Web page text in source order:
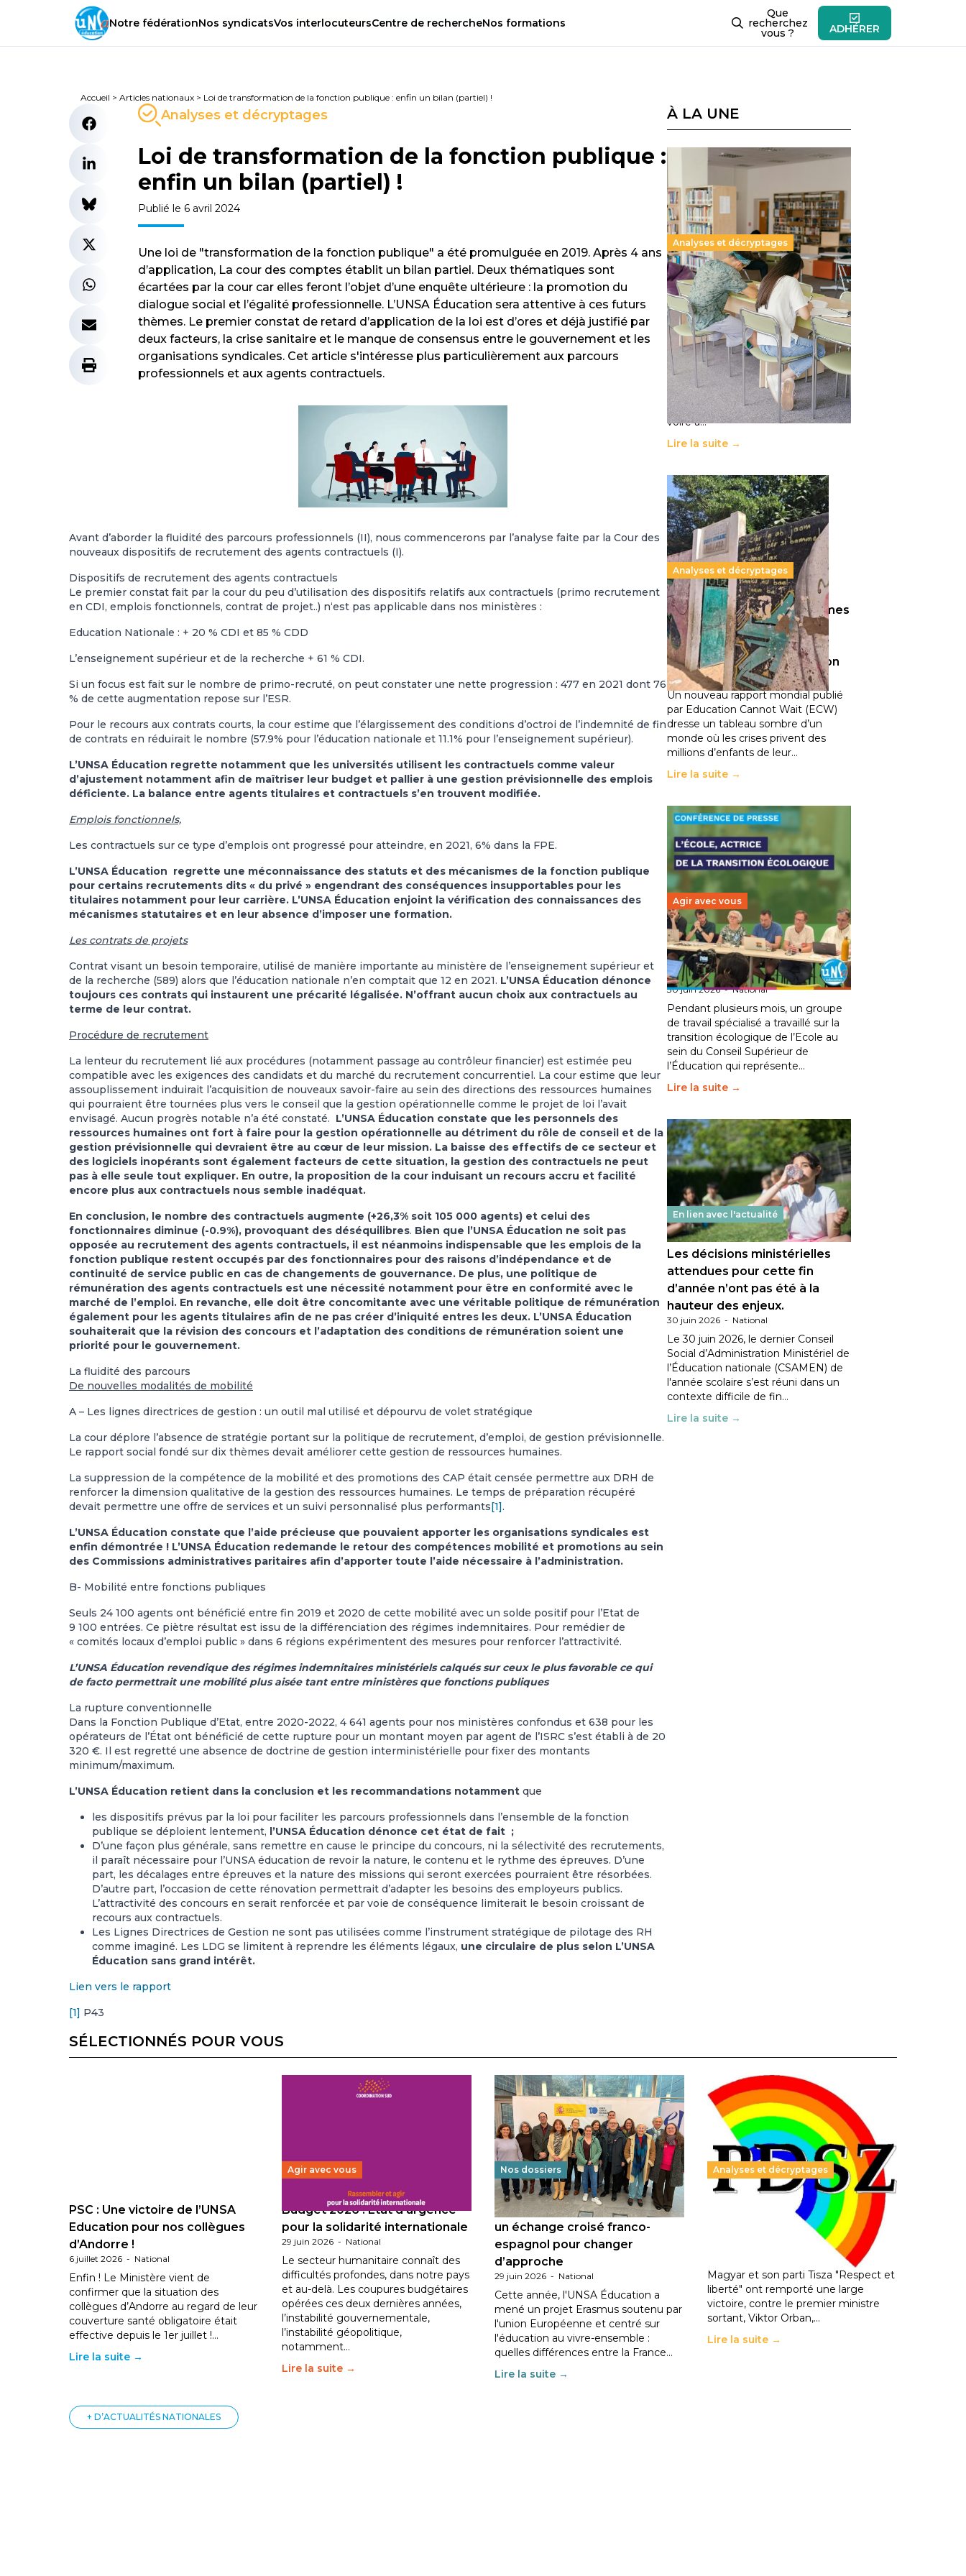
Notre fédérationNos syndicatsVos interlocuteursCentre de rechercheNos formations
Que
recherchez
vous ? ADHÉRER
Accueil > Articles nationaux > Loi de transformation de la fonction publique : enfin un bilan (partiel) !
Analyses et décryptages
Loi de transformation de la fonction publique :
enfin un bilan (partiel) !
Publié le 6 avril 2024
Une loi de "transformation de la fonction publique" a été promulguée en 2019. Après 4 ans
d’application, La cour des comptes établit un bilan partiel. Deux thématiques sont
écartées par la cour car elles feront l’objet d’une enquête ultérieure : la promotion du
dialogue social et l’égalité professionnelle. L’UNSA Éducation sera attentive à ces futurs
thèmes. Le premier constat de retard d’application de la loi est d’ores et déjà justifié par
deux facteurs, la crise sanitaire et le manque de consensus entre le gouvernement et les
organisations syndicales. Cet article s'intéresse plus particulièrement aux parcours
professionnels et aux agents contractuels.
Avant d’aborder la fluidité des parcours professionnels (II), nous commencerons par l’analyse faite par la Cour des
nouveaux dispositifs de recrutement des agents contractuels (I).
Dispositifs de recrutement des agents contractuels
Le premier constat fait par la cour du peu d’utilisation des dispositifs relatifs aux contractuels (primo recrutement
en CDI, emplois fonctionnels, contrat de projet..) n‘est pas applicable dans nos ministères :
Education Nationale : + 20 % CDI et 85 % CDD
L’enseignement supérieur et de la recherche + 61 % CDI.
Si un focus est fait sur le nombre de primo-recruté, on peut constater une nette progression : 477 en 2021 dont 76
% de cette augmentation repose sur l’ESR.
Pour le recours aux contrats courts, la cour estime que l’élargissement des conditions d’octroi de l’indemnité de fin
de contrats en réduirait le nombre (57.9% pour l’éducation nationale et 11.1% pour l’enseignement supérieur).
L’UNSA Éducation regrette notamment que les universités utilisent les contractuels comme valeur
d’ajustement notamment afin de maîtriser leur budget et pallier à une gestion prévisionnelle des emplois
déficiente. La balance entre agents titulaires et contractuels s’en trouvent modifiée.
Emplois fonctionnels,
Les contractuels sur ce type d’emplois ont progressé pour atteindre, en 2021, 6% dans la FPE.
L’UNSA Éducation regrette une méconnaissance des statuts et des mécanismes de la fonction publique
pour certains recrutements dits « du privé » engendrant des conséquences insupportables pour les
titulaires notamment pour leur carrière. L’UNSA Éducation enjoint la vérification des connaissances des
mécanismes statutaires et en leur absence d’imposer une formation.
Les contrats de projets
Contrat visant un besoin temporaire, utilisé de manière importante au ministère de l’enseignement supérieur et
de la recherche (589) alors que l’éducation nationale n’en comptait que 12 en 2021. L’UNSA Éducation dénonce
toujours ces contrats qui instaurent une précarité légalisée. N’offrant aucun choix aux contractuels au
terme de leur contrat.
Procédure de recrutement
La lenteur du recrutement lié aux procédures (notamment passage au contrôleur financier) est estimée peu
compatible avec les exigences des candidats et du marché du recrutement concurrentiel. La cour estime que leur
assouplissement induirait l’acquisition de nouveaux savoir-faire au sein des directions des ressources humaines
qui pourraient être tournées plus vers le conseil que la gestion opérationnelle comme le projet de loi l’avait
envisagé. Aucun progrès notable n’a été constaté. L’UNSA Éducation constate que les personnels des
ressources humaines ont fort à faire pour la gestion opérationnelle au détriment du rôle de conseil et de la
gestion prévisionnelle qui devraient être au cœur de leur mission. La baisse des effectifs de ce secteur et
des logiciels inopérants sont également facteurs de cette situation, la gestion des contractuels ne peut
pas à elle seule tout expliquer. En outre, la proposition de la cour induisant un recours accru et facilité
encore plus aux contractuels nous semble inadéquat.
En conclusion, le nombre des contractuels augmente (+26,3% soit 105 000 agents) et celui des
fonctionnaires diminue (-0.9%), provoquant des déséquilibres. Bien que l’UNSA Éducation ne soit pas
opposée au recrutement des agents contractuels, il est néanmoins indispensable que les emplois de la
fonction publique restent occupés par des fonctionnaires pour des raisons d’indépendance et de
continuité de service public en cas de changements de gouvernance. De plus, une politique de
rémunération des agents contractuels est une nécessité notamment pour être en conformité avec le
marché de l’emploi. En revanche, elle doit être concomitante avec une véritable politique de rémunération
également pour les agents titulaires afin de ne pas créer d’iniquité entres les deux. L’UNSA Éducation
souhaiterait que la révision des concours et l’adaptation des conditions de rémunération soient une
priorité pour le gouvernement.
La fluidité des parcours
De nouvelles modalités de mobilité
A – Les lignes directrices de gestion : un outil mal utilisé et dépourvu de volet stratégique
La cour déplore l’absence de stratégie portant sur la politique de recrutement, d’emploi, de gestion prévisionnelle.
Le rapport social fondé sur dix thèmes devait améliorer cette gestion de ressources humaines.
La suppression de la compétence de la mobilité et des promotions des CAP était censée permettre aux DRH de
renforcer la dimension qualitative de la gestion des ressources humaines. Le temps de préparation récupéré
devait permettre une offre de services et un suivi personnalisé plus performants[1].
L’UNSA Éducation constate que l’aide précieuse que pouvaient apporter les organisations syndicales est
enfin démontrée ! L’UNSA Éducation redemande le retour des compétences mobilité et promotions au sein
des Commissions administratives paritaires afin d’apporter toute l’aide nécessaire à l’administration.
B- Mobilité entre fonctions publiques
Seuls 24 100 agents ont bénéficié entre fin 2019 et 2020 de cette mobilité avec un solde positif pour l’Etat de
9 100 entrées. Ce piètre résultat est issu de la différenciation des régimes indemnitaires. Pour remédier de
« comités locaux d’emploi public » dans 6 régions expérimentent des mesures pour renforcer l’attractivité.
L’UNSA Éducation revendique des régimes indemnitaires ministériels calqués sur ceux le plus favorable ce qui
de facto permettrait une mobilité plus aisée tant entre ministères que fonctions publiques
La rupture conventionnelle
Dans la Fonction Publique d’Etat, entre 2020-2022, 4 641 agents pour nos ministères confondus et 638 pour les
opérateurs de l’État ont bénéficié de cette rupture pour un montant moyen par agent de l’ISRC s’est établi à de 20
320 €. Il est regretté une absence de doctrine de gestion interministérielle pour fixer des montants
minimum/maximum.
L’UNSA Éducation retient dans la conclusion et les recommandations notamment que
les dispositifs prévus par la loi pour faciliter les parcours professionnels dans l’ensemble de la fonction
publique se déploient lentement, l’UNSA Éducation dénonce cet état de fait ;
D’une façon plus générale, sans remettre en cause le principe du concours, ni la sélectivité des recrutements,
il paraît nécessaire pour l’UNSA éducation de revoir la nature, le contenu et le rythme des épreuves. D’une
part, les décalages entre épreuves et la nature des missions qui seront exercées pourraient être résorbées.
D’autre part, l’occasion de cette rénovation permettrait d’adapter les besoins des employeurs publics.
L’attractivité des concours en serait renforcée et par voie de conséquence limiterait le besoin croissant de
recours aux contractuels.
Les Lignes Directrices de Gestion ne sont pas utilisées comme l’instrument stratégique de pilotage des RH
comme imaginé. Les LDG se limitent à reprendre les éléments légaux, une circulaire de plus selon L’UNSA
Éducation sans grand intérêt.
Lien vers le rapport
[1] P43
À LA UNE
Analyses et décryptages
Supérieur privé : une dérive
qui met à mal la promesse
républicaine
11 juillet 2026- National
Le projet de loi sur la régulation de
l’enseignement supérieur privé met
en lumière l’amplification d’un
système qui relègue l’acte
pédagogique au superfétatoire,
voire à…
Lire la suite →
Analyses et décryptages
258 millions d’enfants victimes
de la guerre, des chocs
climatiques et des
déplacements de population
11 juillet 2026 -National
Un nouveau rapport mondial publié
par Education Cannot Wait (ECW)
dresse un tableau sombre d’un
monde où les crises privent des
millions d’enfants de leur…
Lire la suite →
Agir avec vous
Transition écologique de
l’éducation : l’UNSA Éducation
fait bouger les lignes
30 juin 2026-National
Pendant plusieurs mois, un groupe
de travail spécialisé a travaillé sur la
transition écologique de l’Ecole au
sein du Conseil Supérieur de
l’Éducation qui représente…
Lire la suite →
En lien avec l'actualité
Les décisions ministérielles
attendues pour cette fin
d’année n’ont pas été à la
hauteur des enjeux.
30 juin 2026 - National
Le 30 juin 2026, le dernier Conseil
Social d’Administration Ministériel de
l’Éducation nationale (CSAMEN) de
l'année scolaire s’est réuni dans un
contexte difficile de fin…
Lire la suite →
SÉLECTIONNÉS POUR VOUS
PSC : Une victoire de l’UNSA
Education pour nos collègues
d’Andorre !
6 juillet 2026 - National
Enfin ! Le Ministère vient de
confirmer que la situation des
collègues d’Andorre au regard de leur
couverture santé obligatoire était
effective depuis le 1er juillet !…
Lire la suite →
Agir avec vous
Budget 2026 : État d’urgence
pour la solidarité internationale
29 juin 2026 - National
Le secteur humanitaire connaît des
difficultés profondes, dans notre pays
et au-delà. Les coupures budgétaires
opérées ces deux dernières années,
l’instabilité gouvernementale,
l’instabilité géopolitique,
notamment…
Lire la suite →
Nos dossiers
Éducation au vivre-ensemble :
un échange croisé franco-
espagnol pour changer
d’approche
29 juin 2026 - National
Cette année, l'UNSA Éducation a
mené un projet Erasmus soutenu par
l'union Européenne et centré sur
l'éducation au vivre-ensemble :
quelles différences entre la France…
Lire la suite →
Analyses et décryptages
Hongrie : du changement pour
les politiques éducatives, aussi !
En Hongrie, le conservateur Peter
Magyar et son parti Tisza "Respect et
liberté" ont remporté une large
victoire, contre le premier ministre
sortant, Viktor Orban,…
Lire la suite →
+ D’ACTUALITÉS NATIONALES